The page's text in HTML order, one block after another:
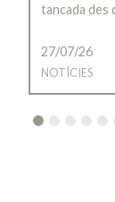
tancada des
27/07/26
NOTÍCIES
4 5 6 7 8